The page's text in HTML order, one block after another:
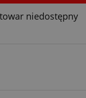
towar niedostępny